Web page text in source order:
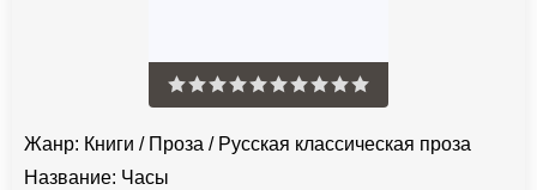
Жанр: Книги / Проза / Русская классическая проза
Название: Часы